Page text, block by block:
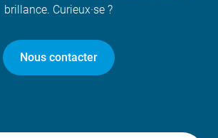
brillance. Curieux·se ?
Nous contacter